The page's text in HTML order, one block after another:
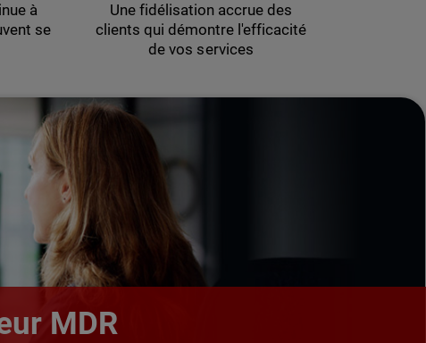
à
se
Une fidélisation accrue des
clients qui démontre l'efficacité
de vos services
MDR